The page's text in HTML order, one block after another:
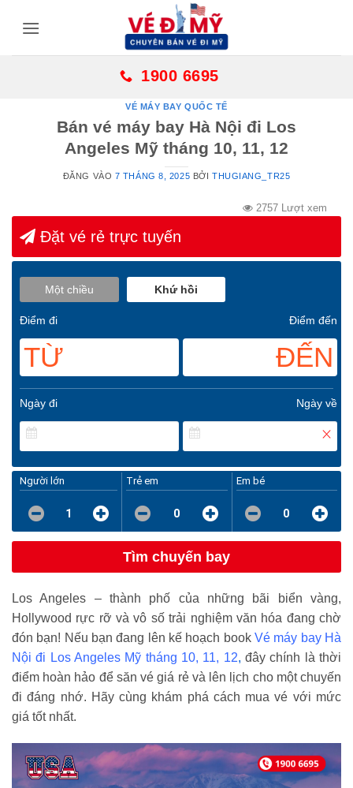
1900 6695
VÉ MÁY BAY QUỐC TẾ
Bán vé máy bay Hà Nội đi Los
Angeles Mỹ tháng 10, 11, 12
ĐĂNG VÀO 7 THÁNG 8, 2025 BỞI THUGIANG_TR25
2757 Lượt xem
Đặt vé rẻ trực tuyến
Một chiều Khứ hồi
Điểm đi Điểm đến
TỪ ĐẾN
Ngày đi Ngày về
Người lớn
1
Trẻ em
0
Em bé
0
Tìm chuyến bay
Los Angeles – thành phố của những bãi biển vàng,
Hollywood rực rỡ và vô số trải nghiệm văn hóa đang chờ
đón bạn! Nếu bạn đang lên kế hoạch book Vé máy bay Hà
Nội đi Los Angeles Mỹ tháng 10, 11, 12, đây chính là thời
điểm hoàn hảo để săn vé giá rẻ và lên lịch cho một chuyến
đi đáng nhớ. Hãy cùng khám phá cách mua vé với mức
giá tốt nhất.